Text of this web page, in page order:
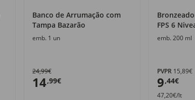
Banco de Arrumação com
Tampa Bazarão
emb. 1 un
24,99€
14,99€
FPS 6
emb. 200 ml
PVPR15,89€
9,44€
47,20€/lt